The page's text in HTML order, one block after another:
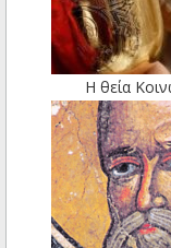
Η θεία